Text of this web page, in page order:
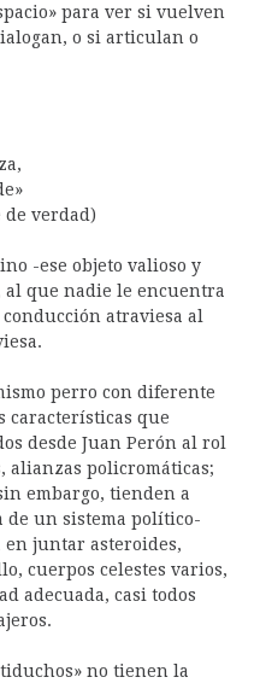
para ver si vuelven
o si articulan o
verdad)
-ese objeto valioso y
que nadie le encuentra
atraviesa al
perro con diferente
características que
desde Juan Perón al rol
alianzas policromáticas;
embargo, tienden a
un sistema político-
en juntar asteroides,
cuerpos celestes varios,
adecuada, casi todos
no tienen la